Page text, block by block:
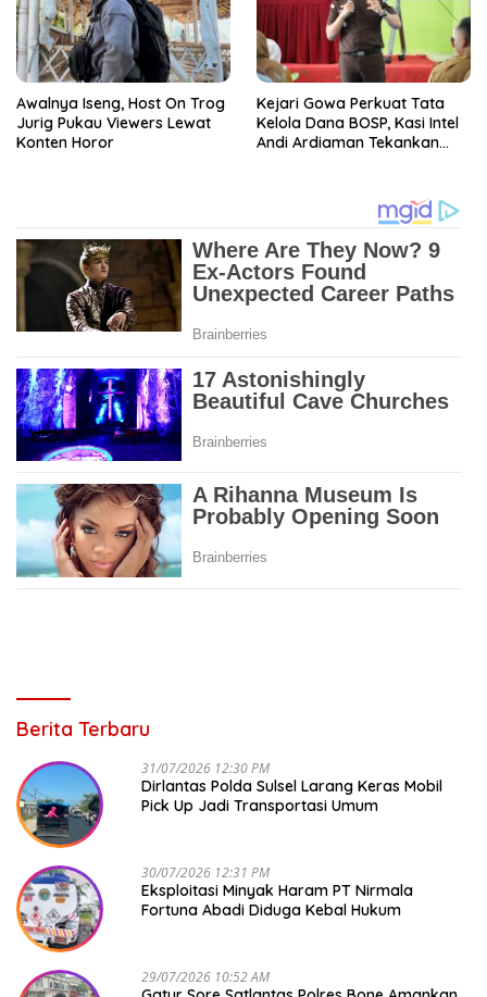
Awalnya Iseng, Host On Trog
Jurig Pukau Viewers Lewat
Konten Horor
Kejari Gowa Perkuat Tata
Kelola Dana BOSP, Kasi Intel
Andi Ardiaman Tekankan
Berita Terbaru
31/07/2026 12:30 PM
Dirlantas Polda Sulsel Larang Keras Mobil
Pick Up Jadi Transportasi Umum
30/07/2026 12:31 PM
Eksploitasi Minyak Haram PT Nirmala
Fortuna Abadi Diduga Kebal Hukum
29/07/2026 10:52 AM